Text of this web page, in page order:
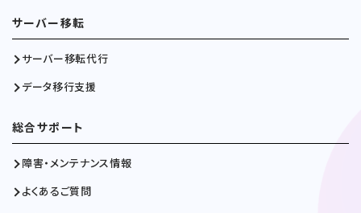
サーバー移転
サーバー移転代行
データ移行支援
総合サポート
障害・メンテナンス情報
よくあるご質問